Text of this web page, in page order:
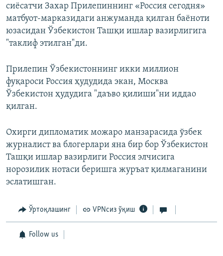
сиёсатчи Захар Прилепиннинг «Россия сегодня»
матбуот-марказидаги анжуманда қилган баёноти
юзасидан Ўзбекистон Ташқи ишлар вазирлигига
"таклиф этилган"ди.
Прилепин Ўзбекистоннинг икки миллион
фуқароси Россия ҳудудида экан, Москва
Ўзбекистон ҳудудига "даъво қилиши"ни иддао
қилган.
Охирги дипломатик можаро манзарасида ўзбек
журналист ва блогерлари яна бир бор Ўзбекистон
Ташқи ишлар вазирлиги Россия элчисига
норозилик нотаси беришга журъат қилмаганини
эслатишган.
Ўртоқлашинг VPNсиз ўқиш
Follow us